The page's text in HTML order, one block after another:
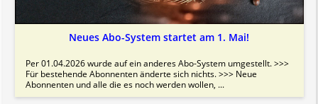
Neues Abo-System startet am 1. Mai!
Per 01.04.2026 wurde auf ein anderes Abo-System umgestellt. >>>
Für bestehende Abonnenten änderte sich nichts. >>> Neue
Abonnenten und alle die es noch werden wollen, ...